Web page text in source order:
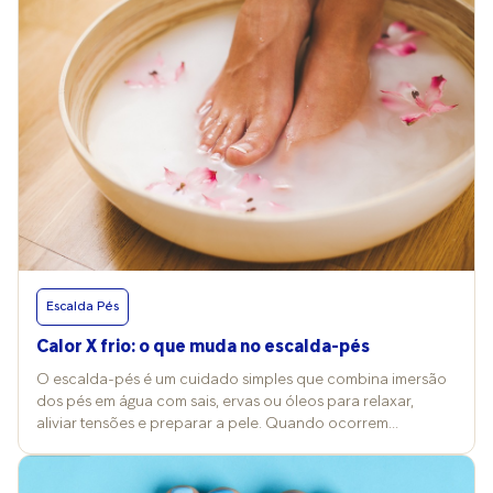
Escalda Pés
Calor X frio: o que muda no escalda-pés
O escalda-pés é um cuidado simples que combina imersão
dos pés em água com sais, ervas ou óleos para relaxar,
aliviar tensões e preparar a pele. Quando ocorrem
isso reflete nos efeitos e nos cuidados desse ritual. Vitória